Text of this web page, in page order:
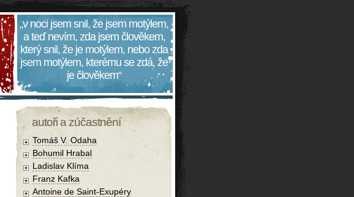
„v noci jsem snil, že jsem motýlem,
a teď nevím, zda jsem člověkem,
který snil, že je motýlem, nebo zda
jsem motýlem, kterému se zdá, že
je člověkem“
autoři a zúčastnění
Tomáš V. Odaha
Bohumil Hrabal
Ladislav Klíma
Franz Kafka
Antoine de Saint-Exupéry